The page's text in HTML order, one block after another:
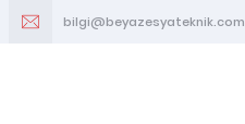
bilgi@beyazesyateknik.com